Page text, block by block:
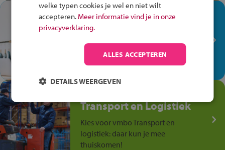
In de winkel ben je op je
plek!
Ontdek via het vmbo jouw talent
op de winkelvloer, waar elke dag
anders is!
Transport en Logistiek
Kies voor vmbo Transport en
logistiek: daar kun je mee
thuiskomen!
welke typen cookies je wel en niet wilt
accepteren. Meer informatie vind je in onze
privacyverklaring.
ALLES ACCEPTEREN
DETAILS WEERGEVEN